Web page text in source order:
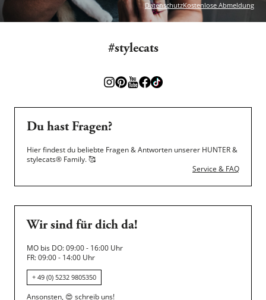
DatenschutzKostenlose Abmeldung
#stylecats
Du hast Fragen?
Hier findest du beliebte Fragen & Antworten unserer HUNTER &
stylecats® Family.🥰
Service & FAQ
Wir sind für dich da!
MO bis DO: 09:00 - 16:00 Uhr
FR: 09:00 - 14:00 Uhr
+ 49 (0) 5232 9805350
Ansonsten, 😍 schreib uns!